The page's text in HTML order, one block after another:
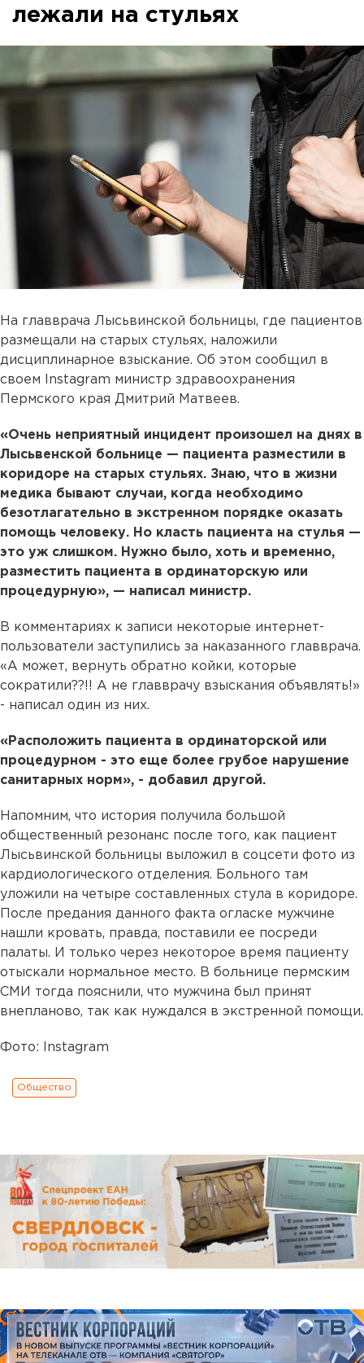
лежали на стульях
На главврача Лысьвинской больницы, где пациентов
размещали на старых стульях, наложили
дисциплинарное взыскание. Об этом сообщил в
своем Instagram министр здравоохранения
Пермского края Дмитрий Матвеев.
«Очень неприятный инцидент произошел на днях в
Лысьвенской больнице — пациента разместили в
коридоре на старых стульях. Знаю, что в жизни
медика бывают случаи, когда необходимо
безотлагательно в экстренном порядке оказать
помощь человеку. Но класть пациента на стулья —
это уж слишком. Нужно было, хоть и временно,
разместить пациента в ординаторскую или
процедурную», — написал министр.
В комментариях к записи некоторые интернет-
пользователи заступились за наказанного главврача.
«А может, вернуть обратно койки, которые
сократили??!! А не главврачу взыскания объявлять!»
- написал один из них.
«Расположить пациента в ординаторской или
процедурном - это еще более грубое нарушение
санитарных норм», - добавил другой.
Напомним, что история получила большой
общественный резонанс после того, как пациент
Лысьвинской больницы выложил в соцсети фото из
кардиологического отделения. Больного там
уложили на четыре составленных стула в коридоре.
После предания данного факта огласке мужчине
нашли кровать, правда, поставили ее посреди
палаты. И только через некоторое время пациенту
отыскали нормальное место. В больнице пермским
СМИ тогда пояснили, что мужчина был принят
внепланово, так как нуждался в экстренной помощи.
Фото: Instagram
Общество